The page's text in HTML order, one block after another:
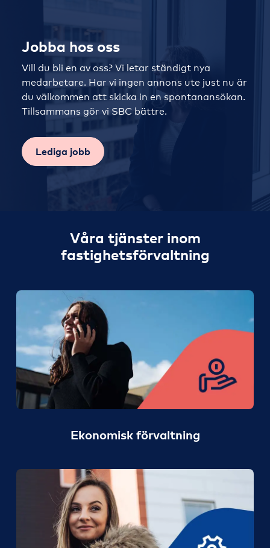
Jobba hos oss
Vill du bli en av oss? Vi letar ständigt nya
medarbetare. Har vi ingen annons ute just nu är
du välkommen att skicka in en spontanansökan.
Tillsammans gör vi SBC bättre.
Lediga jobb
Våra tjänster inom
fastighetsförvaltning
Ekonomisk förvaltning